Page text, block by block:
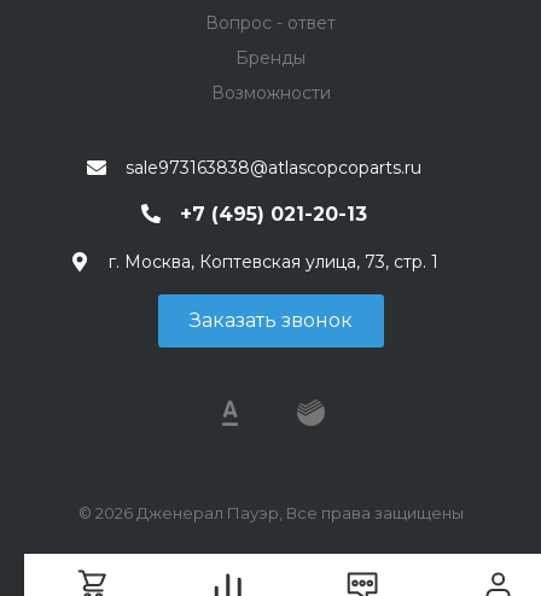
Вопрос - ответ
Бренды
Возможности
sale973163838@atlascopcoparts.ru
+7 (495) 021-20-13
г. Москва, Коптевская улица, 73, стр. 1
Заказать звонок
© 2026 Дженерал Пауэр, Все права защищены